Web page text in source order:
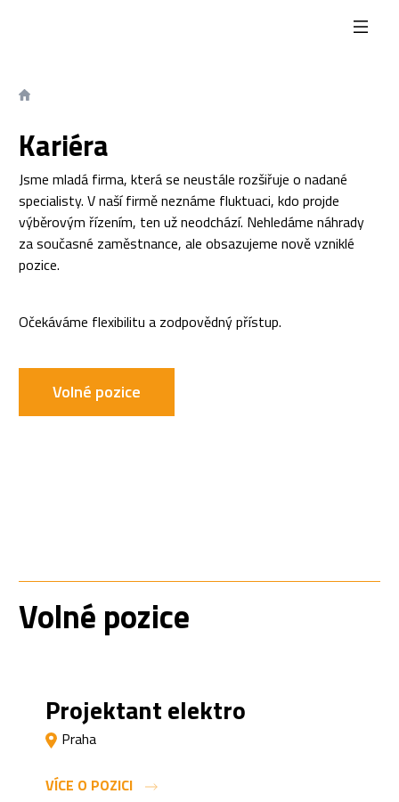
Kariéra
Jsme mladá firma, která se neustále rozšiřuje o nadané
specialisty. V naší firmě neznáme fluktuaci, kdo projde
výběrovým řízením, ten už neodchází. Nehledáme náhrady
za současné zaměstnance, ale obsazujeme nově vzniklé
pozice.
Očekáváme flexibilitu a zodpovědný přístup.
Volné pozice
Volné pozice
Projektant elektro
Praha
VÍCE O POZICI